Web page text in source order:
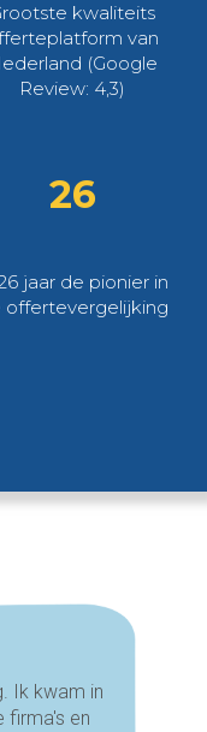
kwaliteits
van
(Google
Review: 4,3)
26
jaar de pionier in
offertevergelijking
Ik kwam in
firma's en